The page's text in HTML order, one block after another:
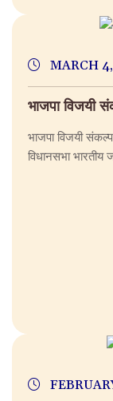
MARCH
भाजपा विजयी
भाजपा विजयी
विधानसभा भारतीय